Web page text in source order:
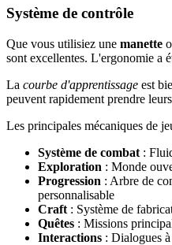
Système de contrôle
Que vous utilisiez une manette
sont excellentes. L'ergonomie a
La courbe d'apprentissage est
peuvent rapidement prendre
Les principales mécaniques de
Système de combat :
Exploration : Monde
Progression : Arbre de
personnalisable
Craft : Système de
Quêtes : Missions
Interactions : Dialogues